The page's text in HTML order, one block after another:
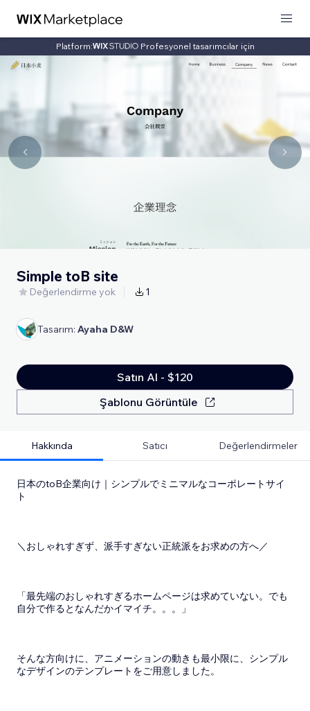
Platform: Profesyonel tasarımcılar için
Simple toB site
Değerlendirme yok 1
Tasarım: Ayaha D&W
Satın Al - $120
Şablonu Görüntüle
Hakkında Satıcı Değerlendirmeler
日本のtoB企業向け｜シンプルでミニマルなコーポレートサイ
ト
＼おしゃれすぎず、派手すぎない正統派をお求めの方へ／
「最先端のおしゃれすぎるホームページは求めていない。でも
自分で作るとなんだかイマイチ。。。」
そんな方向けに、アニメーションの動きも最小限に、シンプル
なデザインのテンプレートをご用意しました。